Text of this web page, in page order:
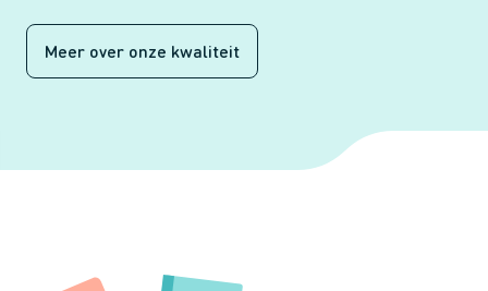
Meer over onze kwaliteit